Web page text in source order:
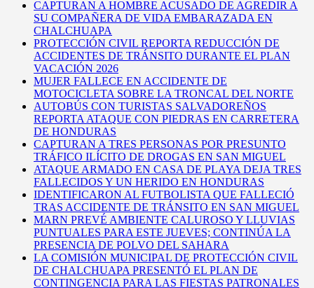
CAPTURAN A HOMBRE ACUSADO DE AGREDIR A
SU COMPAÑERA DE VIDA EMBARAZADA EN
CHALCHUAPA
PROTECCIÓN CIVIL REPORTA REDUCCIÓN DE
ACCIDENTES DE TRÁNSITO DURANTE EL PLAN
VACACIÓN 2026
MUJER FALLECE EN ACCIDENTE DE
MOTOCICLETA SOBRE LA TRONCAL DEL NORTE
AUTOBÚS CON TURISTAS SALVADOREÑOS
REPORTA ATAQUE CON PIEDRAS EN CARRETERA
DE HONDURAS
CAPTURAN A TRES PERSONAS POR PRESUNTO
TRÁFICO ILÍCITO DE DROGAS EN SAN MIGUEL
ATAQUE ARMADO EN CASA DE PLAYA DEJA TRES
FALLECIDOS Y UN HERIDO EN HONDURAS
IDENTIFICARON AL FUTBOLISTA QUE FALLECIÓ
TRAS ACCIDENTE DE TRÁNSITO EN SAN MIGUEL
MARN PREVÉ AMBIENTE CALUROSO Y LLUVIAS
PUNTUALES PARA ESTE JUEVES; CONTINÚA LA
PRESENCIA DE POLVO DEL SAHARA
LA COMISIÓN MUNICIPAL DE PROTECCIÓN CIVIL
DE CHALCHUAPA PRESENTÓ EL PLAN DE
CONTINGENCIA PARA LAS FIESTAS PATRONALES